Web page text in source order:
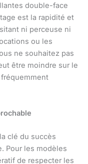
double-face
est la rapidité et
ni perceuse ni
ou les
ne souhaitez pas
être moindre sur le
clé du succès
Pour les modèles
de respecter les